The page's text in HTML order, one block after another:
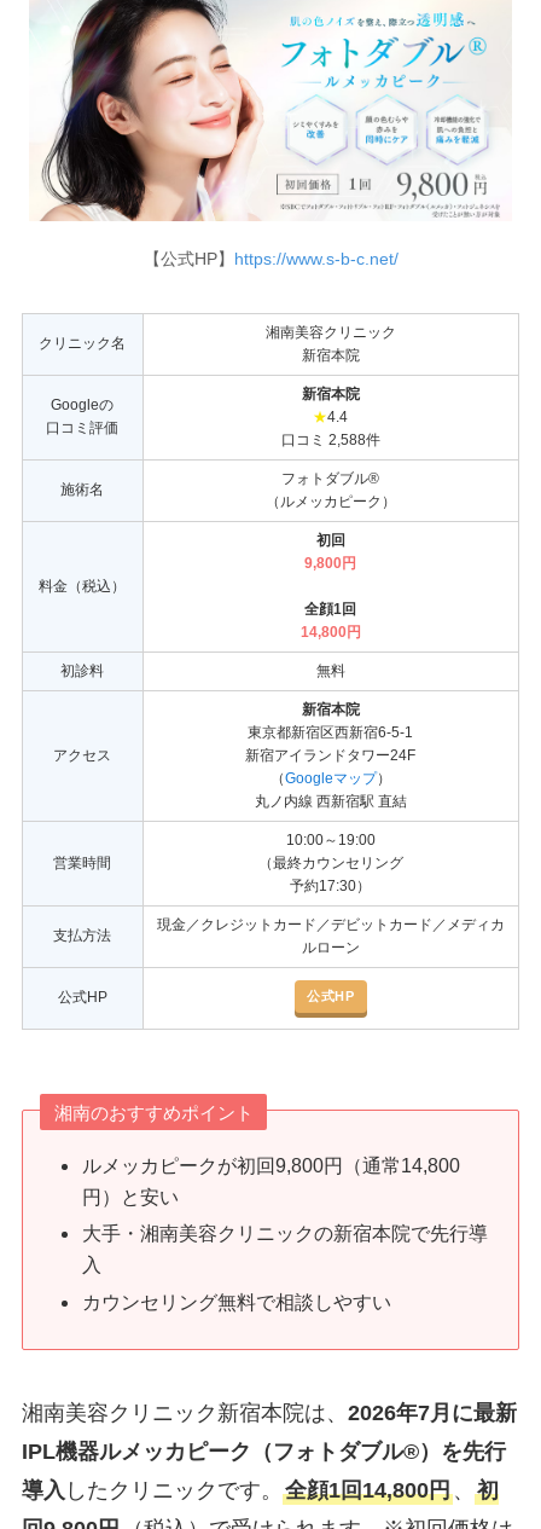
【公式HP】 https://www.s-b-c.net/
クリニック名
湘南美容クリニック
新宿本院
Googleの
口コミ評価
新宿本院
★4.4
口コミ 2,588件
施術名
フォトダブル®
（ルメッカピーク）
料金（税込）
初回
9,800円
全顔1回
14,800円
初診料 無料
アクセス
新宿本院
東京都新宿区西新宿6-5-1
新宿アイランドタワー24F
（Googleマップ）
丸ノ内線 西新宿駅 直結
営業時間
10:00～19:00
（最終カウンセリング
予約17:30）
支払方法
現金／クレジットカード／デビットカード／メディカ
ルローン
公式HP 公式HP
湘南のおすすめポイント
ルメッカピークが初回9,800円（通常14,800
円）と安い
大手・湘南美容クリニックの新宿本院で先行導
入
カウンセリング無料で相談しやすい
湘南美容クリニック新宿本院は、 2026年7月に最新
IPL機器ルメッカピーク（フォトダブル®）を先行
導入 したクリニックです。 全顔1回14,800円、 初